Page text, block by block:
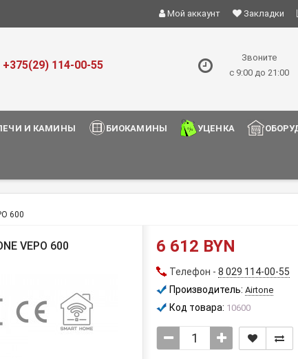
Мой аккаунт Закладки
+375(29) 114-00-55
Звоните
с 9:00 до 21:00
И КАМИНЫ БИОКАМИНЫ УЦЕНКА
600
VEPO 600 6 612 BYN
Телефон - 8 029 114-00-55
Производитель: Airtone
Код товара: 10600